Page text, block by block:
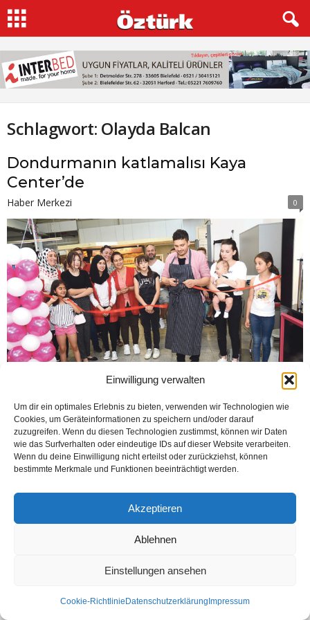
Einwilligung verwalten
Um dir ein optimales Erlebnis zu bieten, verwenden wir Technologien wie
Cookies, um Geräteinformationen zu speichern und/oder darauf
zuzugreifen. Wenn du diesen Technologien zustimmst, können wir Daten
wie das Surfverhalten oder eindeutige IDs auf dieser Website verarbeiten.
Wenn du deine Einwilligung nicht erteilst oder zurückziehst, können
bestimmte Merkmale und Funktionen beeinträchtigt werden.
Akzeptieren
Ablehnen
Einstellungen ansehen
Cookie-Richtlinie Datenschutzerklärung Impressum
Schlagwort: Olayda Balcan
Dondurmanın katlamalısı Kaya
Center’de
Haber Merkezi 0
BRACKWEDE (Öztürk) KAYA Center içinde “Need 4 Sweet ICE’N WAFFLE”
adında yeni bir dükkanın açılışı yapıldı. Açılış kurdelasını alkışlar eşliğinde
Kaya Center işletme müdürü Hüseyin...
Datenschutzerklärung